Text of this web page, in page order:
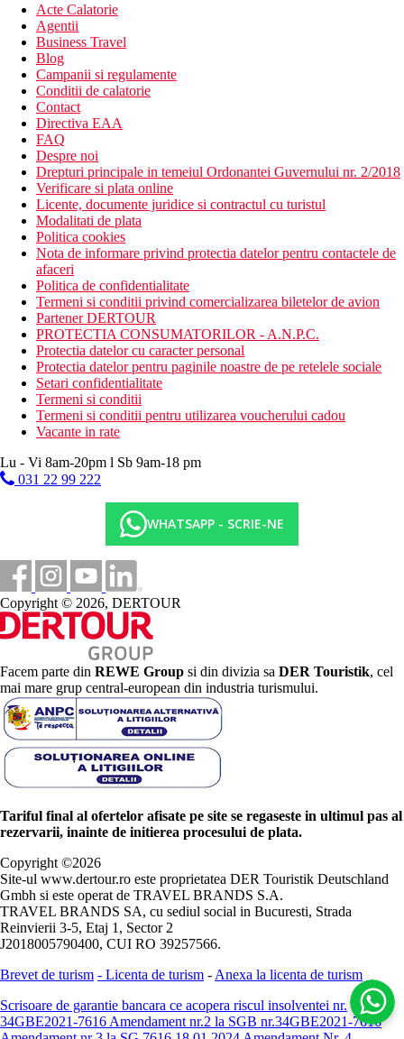
Acte Calatorie
Agentii
Business Travel
Blog
Campanii si regulamente
Conditii de calatorie
Contact
Directiva EAA
FAQ
Despre noi
Drepturi principale in temeiul Ordonantei Guvernului nr. 2/2018
Verificare si plata online
Licente, documente juridice si contractul cu turistul
Modalitati de plata
Politica cookies
Nota de informare privind protectia datelor pentru contactele de
afaceri
Politica de confidentialitate
Termeni si conditii privind comercializarea biletelor de avion
Partener DERTOUR
PROTECTIA CONSUMATORILOR - A.N.P.C.
Protectia datelor cu caracter personal
Protectia datelor pentru paginile noastre de pe retelele sociale
Setari confidentialitate
Termeni si conditii
Termeni si conditii pentru utilizarea voucherului cadou
Vacante in rate
Lu - Vi 8am-20pm l Sb 9am-18 pm
031 22 99 222
WHATSAPP - SCRIE-NE
Copyright © 2026, DERTOUR
Facem parte din REWE Group si din divizia sa DER Touristik, cel
mai mare grup central-european din industria turismului.
Tariful final al ofertelor afisate pe site se regaseste in ultimul pas al
rezervarii, inainte de initierea procesului de plata.
Copyright ©2026
Site-ul www.dertour.ro este proprietatea DER Touristik Deutschland
Gmbh si este operat de TRAVEL BRANDS S.A.
TRAVEL BRANDS SA, cu sediul social in Bucuresti, Strada
Reinvierii 3-5, Etaj 1, Sector 2
J2018005790400, CUI RO 39257566.
Brevet de turism - Licenta de turism - Anexa la licenta de turism
Scrisoare de garantie bancara ce acopera riscul insolventei nr.
34GBE2021-7616 Amendament nr.2 la SGB nr.34GBE2021-7616